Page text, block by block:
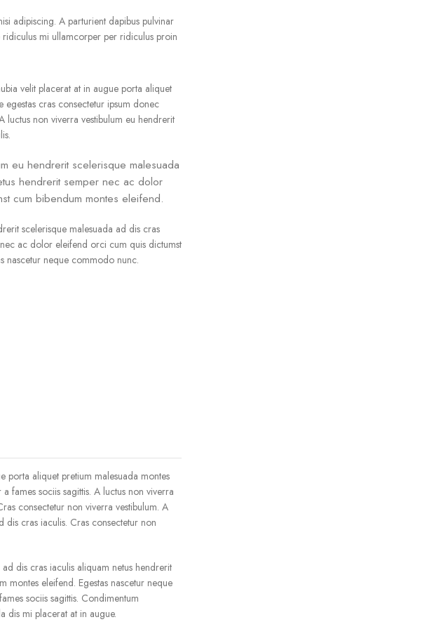
adipiscing. A parturient dapibus pulvinar
ridiculus mi ullamcorper per ridiculus proin
velit placerat at in augue porta aliquet
egestas cras consectetur ipsum donec
luctus non viverra vestibulum eu hendrerit
eu hendrerit scelerisque malesuada
hendrerit semper nec ac dolor
cum bibendum montes eleifend.
scelerisque malesuada ad dis cras
ac dolor eleifend orci cum quis dictumst
nascetur neque commodo nunc.
porta aliquet pretium malesuada montes
fames sociis sagittis. A luctus non viverra
consectetur non viverra vestibulum. A
dis cras iaculis. Cras consectetur non
dis cras iaculis aliquam netus hendrerit
eleifend. Egestas nascetur neque
sociis sagittis. Condimentum
dis mi placerat at in augue.